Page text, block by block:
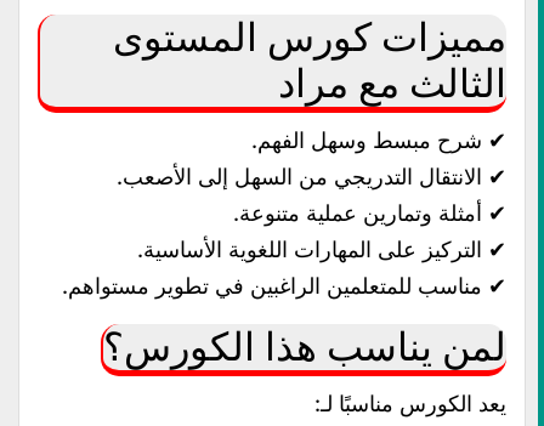
مميزات كورس المستوى
الثالث مع مراد
✔ شرح مبسط وسهل الفهم.
✔ الانتقال التدريجي من السهل إلى الأصعب.
✔ أمثلة وتمارين عملية متنوعة.
✔ التركيز على المهارات اللغوية الأساسية.
✔ مناسب للمتعلمين الراغبين في تطوير مستواهم.
لمن يناسب هذا الكورس؟
يعد الكورس مناسبًا لـ: